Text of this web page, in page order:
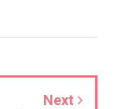
Next